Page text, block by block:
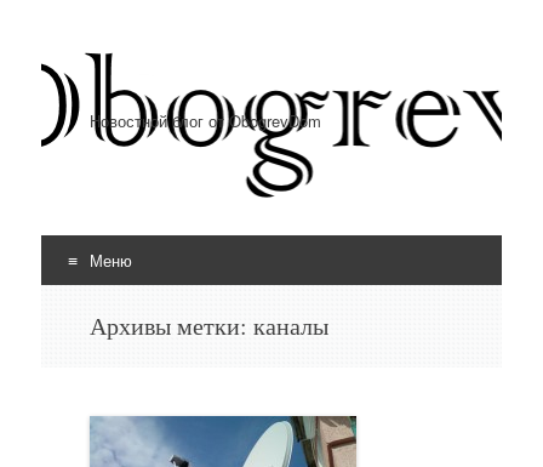
Новостной блог от ObogrevDom
Меню
Архивы метки: каналы